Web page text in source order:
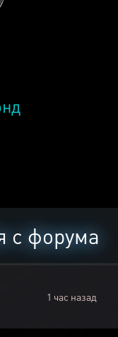
с форума
1 час назад